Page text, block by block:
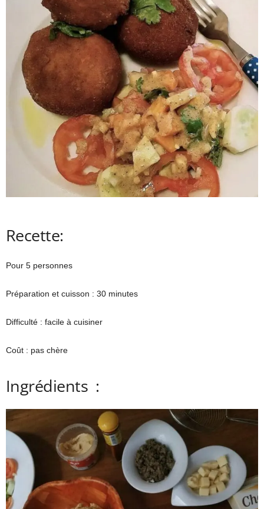
Recette:
Pour 5 personnes
Préparation et cuisson : 30 minutes
Difficulté : facile à cuisiner
Coût : pas chère
Ingrédients :